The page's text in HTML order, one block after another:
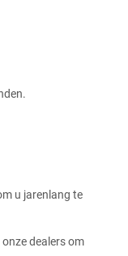
u jarenlang te
dealers om